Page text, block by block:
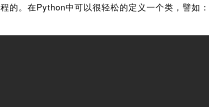
。在Python中可以很轻松的定义一个类，譬如：